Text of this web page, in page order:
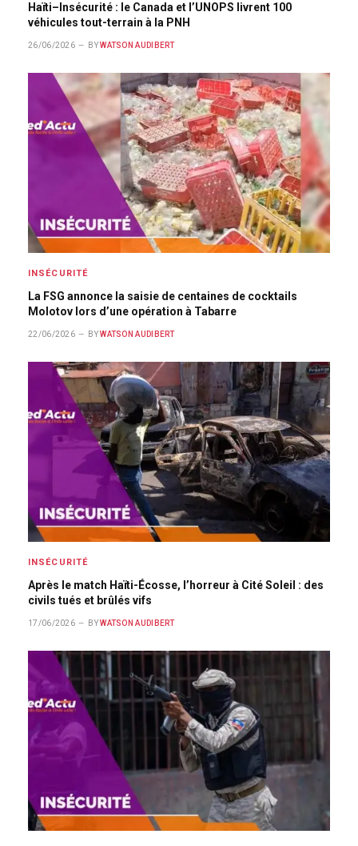
Haïti–Insécurité : le Canada et l’UNOPS livrent 100
véhicules tout-terrain à la PNH
26/06/2026 BY WATSON AUDIBERT
INSÉCURITÉ
La FSG annonce la saisie de centaines de cocktails
Molotov lors d’une opération à Tabarre
22/06/2026 BY WATSON AUDIBERT
INSÉCURITÉ
Après le match Haïti-Écosse, l’horreur à Cité Soleil : des
civils tués et brûlés vifs
17/06/2026 BY WATSON AUDIBERT